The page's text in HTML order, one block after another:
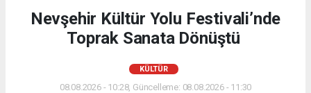
Nevşehir Kültür Yolu Festivali’nde
Toprak Sanata Dönüştü
KÜLTÜR
08.08.2026 - 10:28, Güncelleme: 08.08.2026 - 11:30